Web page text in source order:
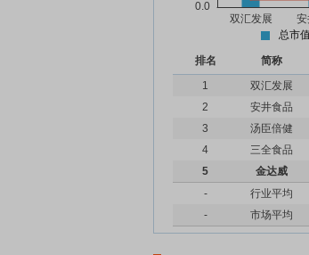
总市值
排名 简称
1
双汇发展
2
安井食品
3
汤臣倍健
4
三全食品
5
金达威
-
行业平均
-
市场平均